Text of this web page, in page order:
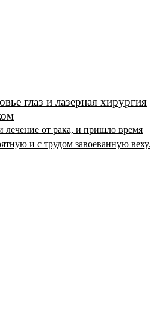
глаз и лазерная хирургия
лечение от рака, и пришло время
и с трудом завоеванную веху.